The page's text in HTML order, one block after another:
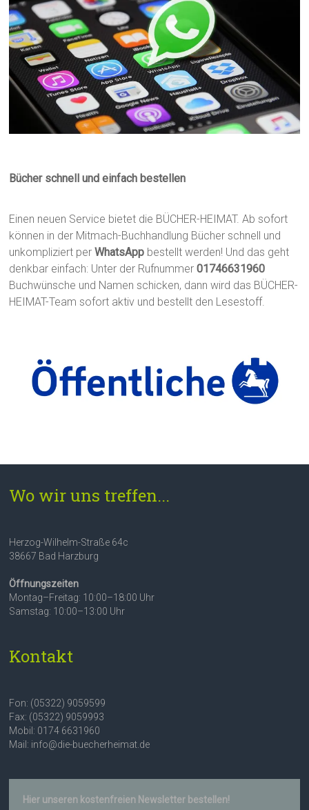
Bücher schnell und einfach bestellen
Einen neuen Service bietet die BÜCHER-HEIMAT. Ab sofort
können in der Mitmach-Buchhandlung Bücher schnell und
unkompliziert perWhatsApp bestellt werden! Und das geht
denkbar einfach: Unter der Rufnummer01746631960
Buchwünsche und Namen schicken, dann wird das BÜCHER-
HEIMAT-Team sofort aktiv und bestellt den Lesestoff.
Wo wir uns treffen...
Herzog-Wilhelm-Straße 64c
38667 Bad Harzburg
Öffnungszeiten
Montag–Freitag: 10:00–18:00 Uhr
Samstag: 10:00–13:00 Uhr
Kontakt
Fon: (05322) 9059599
Fax: (05322) 9059993
Mobil: 0174 6631960
Mail: info@die-buecherheimat.de
Hier unseren kostenfreien Newsletter bestellen!